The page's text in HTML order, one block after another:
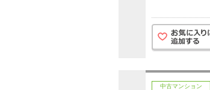
中古マンション